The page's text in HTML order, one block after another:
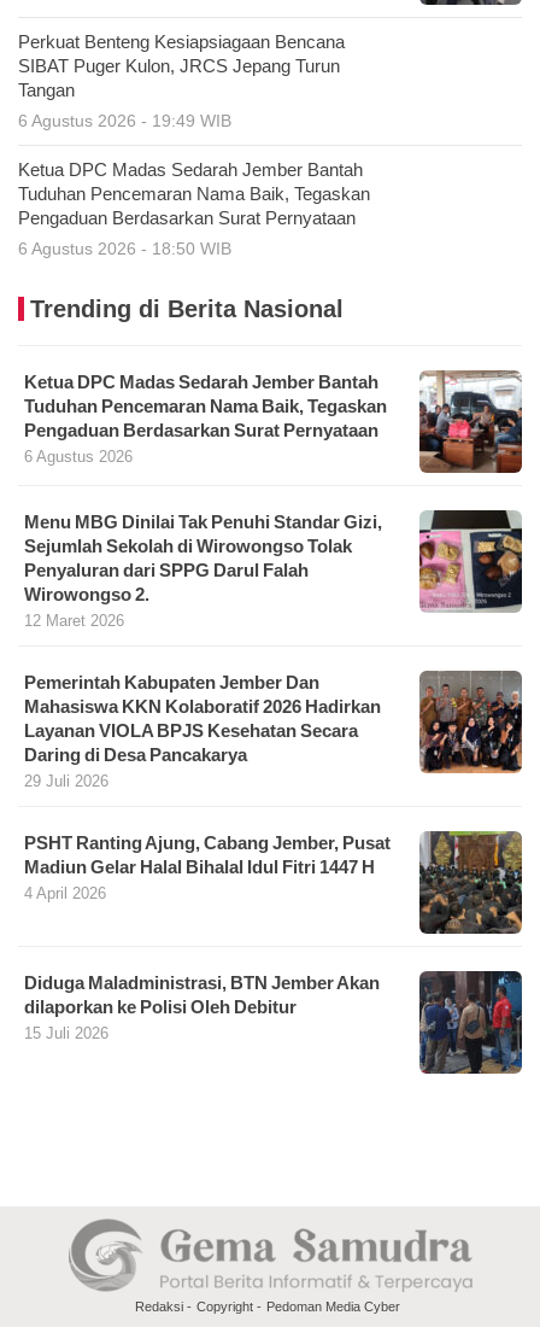
Perkuat Benteng Kesiapsiagaan Bencana
SIBAT Puger Kulon, JRCS Jepang Turun
Tangan
6 Agustus 2026 - 19:49 WIB
Ketua DPC Madas Sedarah Jember Bantah
Tuduhan Pencemaran Nama Baik, Tegaskan
Pengaduan Berdasarkan Surat Pernyataan
6 Agustus 2026 - 18:50 WIB
Trending di Berita Nasional
Ketua DPC Madas Sedarah Jember Bantah
Tuduhan Pencemaran Nama Baik, Tegaskan
Pengaduan Berdasarkan Surat Pernyataan
6 Agustus 2026
Menu MBG Dinilai Tak Penuhi Standar Gizi,
Sejumlah Sekolah di Wirowongso Tolak
Penyaluran dari SPPG Darul Falah
Wirowongso 2.
12 Maret 2026
Pemerintah Kabupaten Jember Dan
Mahasiswa KKN Kolaboratif 2026 Hadirkan
Layanan VIOLA BPJS Kesehatan Secara
Daring di Desa Pancakarya
29 Juli 2026
PSHT Ranting Ajung, Cabang Jember, Pusat
Madiun Gelar Halal Bihalal Idul Fitri 1447 H
4 April 2026
Diduga Maladministrasi, BTN Jember Akan
dilaporkan ke Polisi Oleh Debitur
15 Juli 2026
Redaksi Copyright Pedoman Media Cyber